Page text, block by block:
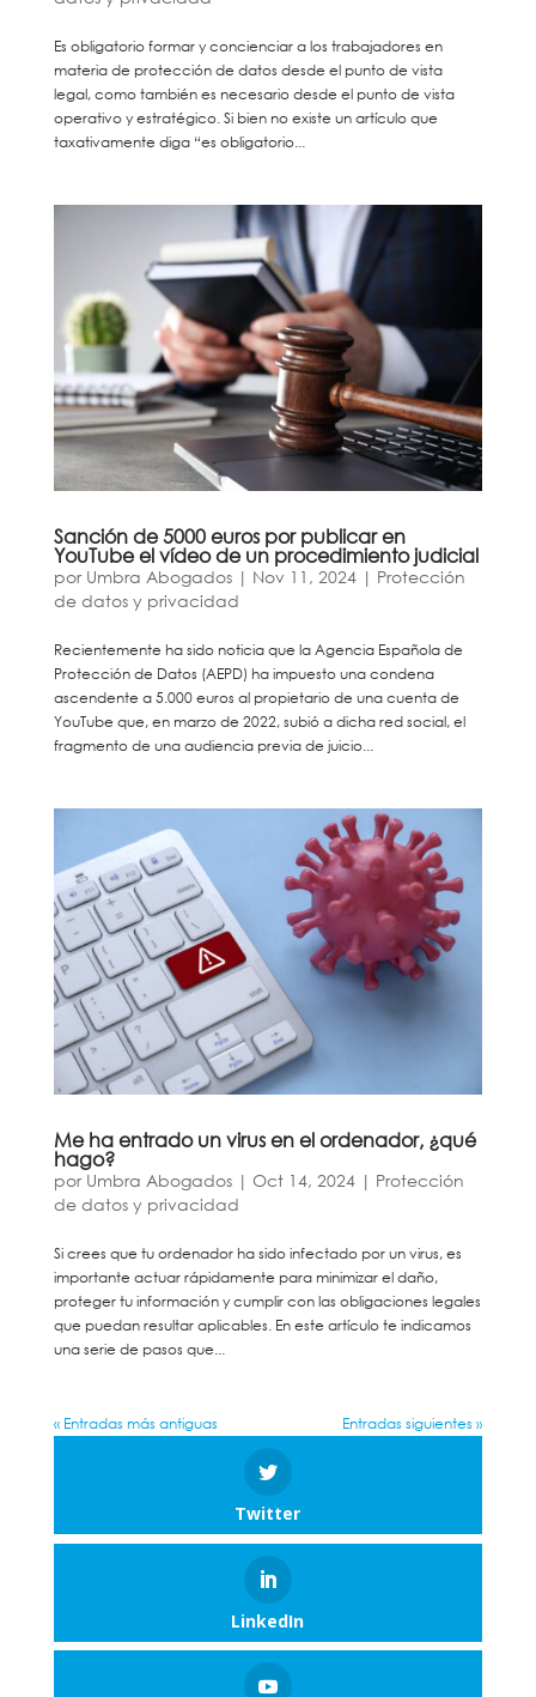
Es obligatorio formar y concienciar a los trabajadores en
materia de protección de datos desde el punto de vista
legal, como también es necesario desde el punto de vista
operativo y estratégico. Si bien no existe un artículo que
taxativamente diga “es obligatorio...
Sanción de 5000 euros por publicar en
YouTube el vídeo de un procedimiento judicial
por Umbra Abogados| Nov 11, 2024| Protección
de datos y privacidad
Recientemente ha sido noticia que la Agencia Española de
Protección de Datos (AEPD) ha impuesto una condena
ascendente a 5.000 euros al propietario de una cuenta de
YouTube que, en marzo de 2022, subió a dicha red social, el
fragmento de una audiencia previa de juicio...
Me ha entrado un virus en el ordenador, ¿qué
hago?
por Umbra Abogados| Oct 14, 2024| Protección
de datos y privacidad
Si crees que tu ordenador ha sido infectado por un virus, es
importante actuar rápidamente para minimizar el daño,
proteger tu información y cumplir con las obligaciones legales
que puedan resultar aplicables. En este artículo te indicamos
una serie de pasos que...
« Entradas más antiguas Entradas siguientes »
Twitter
LinkedIn